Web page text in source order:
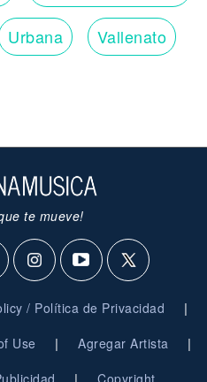
Urbana Vallenato
te mueve!
/ Política de Privacidad |
Use | Agregar Artista |
| Copyright